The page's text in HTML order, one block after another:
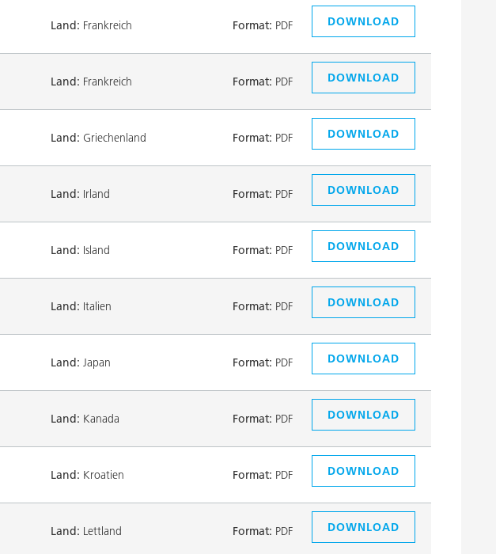
Land: Frankreich Format: PDF DOWNLOAD
Land: Frankreich Format: PDF DOWNLOAD
Land: Griechenland Format: PDF DOWNLOAD
Land: Irland Format: PDF DOWNLOAD
Land: Island Format: PDF DOWNLOAD
Land: Italien Format: PDF DOWNLOAD
Land: Japan Format: PDF DOWNLOAD
Land: Kanada Format: PDF DOWNLOAD
Land: Kroatien Format: PDF DOWNLOAD
Land: Lettland Format: PDF DOWNLOAD